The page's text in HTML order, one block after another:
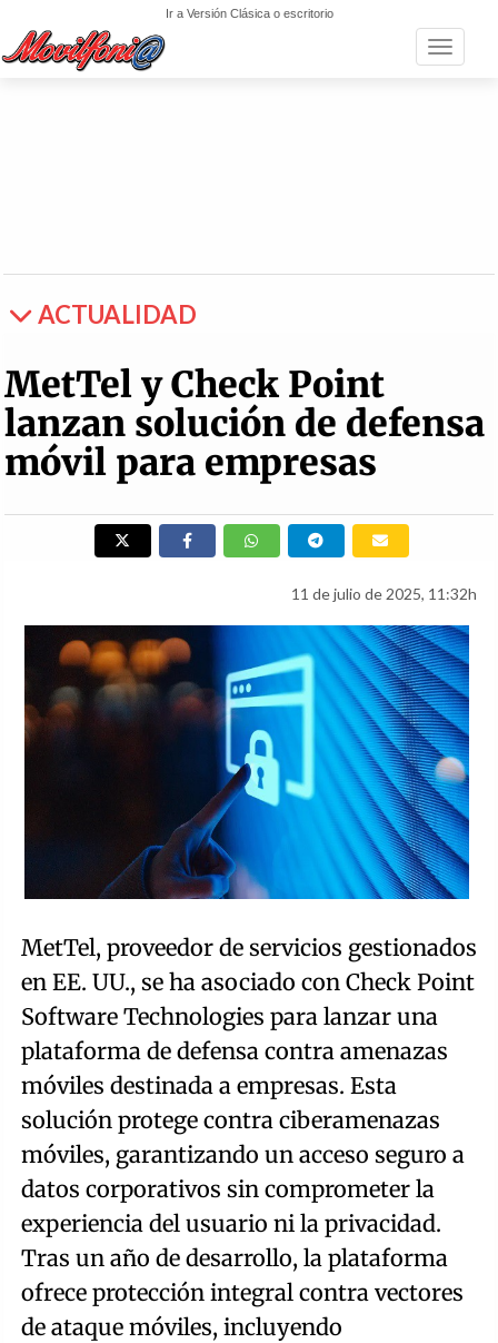
Ir a Versión Clásica o escritorio
Toggle
ACTUALIDAD
MetTel y Check Point
lanzan solución de defensa
móvil para empresas
11 de julio de 2025, 11:32h
MetTel, proveedor de servicios gestionados
en EE. UU., se ha asociado con Check Point
Software Technologies para lanzar una
plataforma de defensa contra amenazas
móviles destinada a empresas. Esta
solución protege contra ciberamenazas
móviles, garantizando un acceso seguro a
datos corporativos sin comprometer la
experiencia del usuario ni la privacidad.
Tras un año de desarrollo, la plataforma
ofrece protección integral contra vectores
de ataque móviles, incluyendo